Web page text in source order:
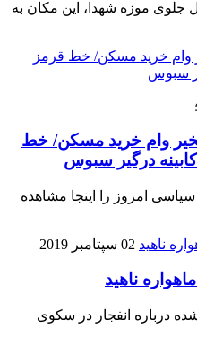
موزه شهدا، این مکان به
وام خرید مسکن/ خط
درگیر سبوس
امروز را اینجا مشاهده
02 سپتامبر 2019
ناهید
درباره انفجار در سکوی